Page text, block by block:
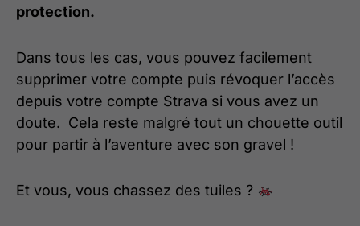
protection.
Dans tous les cas, vous pouvez facilement
supprimer votre compte puis révoquer l’accès
depuis votre compte Strava si vous avez un
doute. Cela reste malgré tout un chouette outil
pour partir à l’aventure avec son gravel !
Et vous, vous chassez des tuiles ?